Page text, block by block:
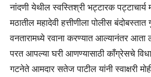
नांदणी येथील स्वस्तिश्री भट्टारक पट्टाचार्य
मठातील महादेवी हत्तीणीला पोलीस बंदोबस्तात
वनतारामध्ये रवाना करण्यात आल्यानंतर आता
परत आपल्या घरी आणण्यासाठी काँग्रेसचे
गटनेते आमदार सतेज पाटील यांनी स्वाक्षरी